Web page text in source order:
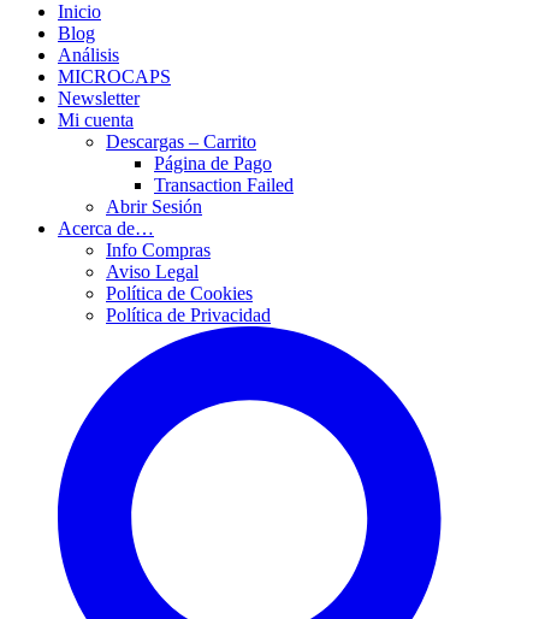
Inicio
Blog
Análisis
MICROCAPS
Newsletter
Mi cuenta
Descargas – Carrito
Página de Pago
Transaction Failed
Abrir Sesión
Acerca de…
Info Compras
Aviso Legal
Política de Cookies
Política de Privacidad